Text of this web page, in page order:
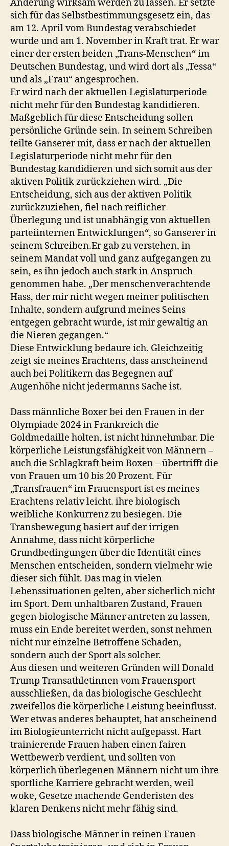
Änderung wirksam werden zu lassen. Er setzte
sich für das Selbstbestimmungsgesetz ein, das
am 12. April vom Bundestag verabschiedet
wurde und am 1. November in Kraft trat. Er war
einer der ersten beiden „Trans-Menschen“ im
Deutschen Bundestag, und wird dort als „Tessa“
und als „Frau“ angesprochen.
Er wird nach der aktuellen Legislaturperiode
nicht mehr für den Bundestag kandidieren.
Maßgeblich für diese Entscheidung sollen
persönliche Gründe sein. In seinem Schreiben
teilte Ganserer mit, dass er nach der aktuellen
Legislaturperiode nicht mehr für den
Bundestag kandidieren und sich somit aus der
aktiven Politik zurückziehen wird. „Die
Entscheidung, sich aus der aktiven Politik
zurückzuziehen, fiel nach reiflicher
Überlegung und ist unabhängig von aktuellen
parteiinternen Entwicklungen“, so Ganserer in
seinem Schreiben.Er gab zu verstehen, in
seinem Mandat voll und ganz aufgegangen zu
sein, es ihn jedoch auch stark in Anspruch
genommen habe. „Der menschenverachtende
Hass, der mir nicht wegen meiner politischen
Inhalte, sondern aufgrund meines Seins
entgegen gebracht wurde, ist mir gewaltig an
die Nieren gegangen.“
Diese Entwicklung bedaure ich. Gleichzeitig
zeigt sie meines Erachtens, dass anscheinend
auch bei Politikern das Begegnen auf
Augenhöhe nicht jedermanns Sache ist.
Dass männliche Boxer bei den Frauen in der
Olympiade 2024 in Frankreich die
Goldmedaille holten, ist nicht hinnehmbar. Die
körperliche Leistungsfähigkeit von Männern –
auch die Schlagkraft beim Boxen – übertrifft die
von Frauen um 10 bis 20 Prozent. Für
„Transfrauen“ im Frauensport ist es meines
Erachtens relativ leicht. ihre biologisch
weibliche Konkurrenz zu besiegen. Die
Transbewegung basiert auf der irrigen
Annahme, dass nicht körperliche
Grundbedingungen über die Identität eines
Menschen entscheiden, sondern vielmehr wie
dieser sich fühlt. Das mag in vielen
Lebenssituationen gelten, aber sicherlich nicht
im Sport. Dem unhaltbaren Zustand, Frauen
gegen biologische Männer antreten zu lassen,
muss ein Ende bereitet werden, sonst nehmen
nicht nur einzelne Betroffene Schaden,
sondern auch der Sport als solcher.
Aus diesen und weiteren Gründen will Donald
Trump Transathletinnen vom Frauensport
ausschließen, da das biologische Geschlecht
zweifellos die körperliche Leistung beeinflusst.
Wer etwas anderes behauptet, hat anscheinend
im Biologieunterricht nicht aufgepasst. Hart
trainierende Frauen haben einen fairen
Wettbewerb verdient, und sollten von
körperlich überlegenen Männern nicht um ihre
sportliche Karriere gebracht werden, weil
woke, Gesetze machende Genderisten des
klaren Denkens nicht mehr fähig sind.
Dass biologische Männer in reinen Frauen-